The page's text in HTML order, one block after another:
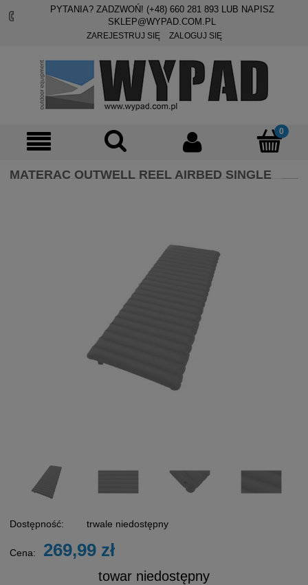
PYTANIA? ZADZWOŃ! (+48) 660 281 893LUB NAPISZ
SKLEP@WYPAD.COM.PL
ZAREJESTRUJ SIĘ ZALOGUJ SIĘ
MATERAC OUTWELL REEL AIRBED SINGLE
Dostępność: trwale niedostępny
Cena: 269,99 zł
towar niedostępny